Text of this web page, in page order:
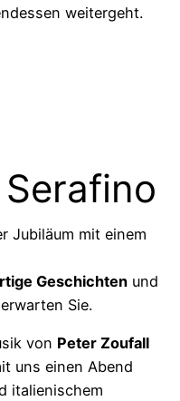
weitergeht.
Jubiläum mit einem
Geschichten und
erwarten Sie.
von Peter Zoufall
uns einen Abend
italienischem